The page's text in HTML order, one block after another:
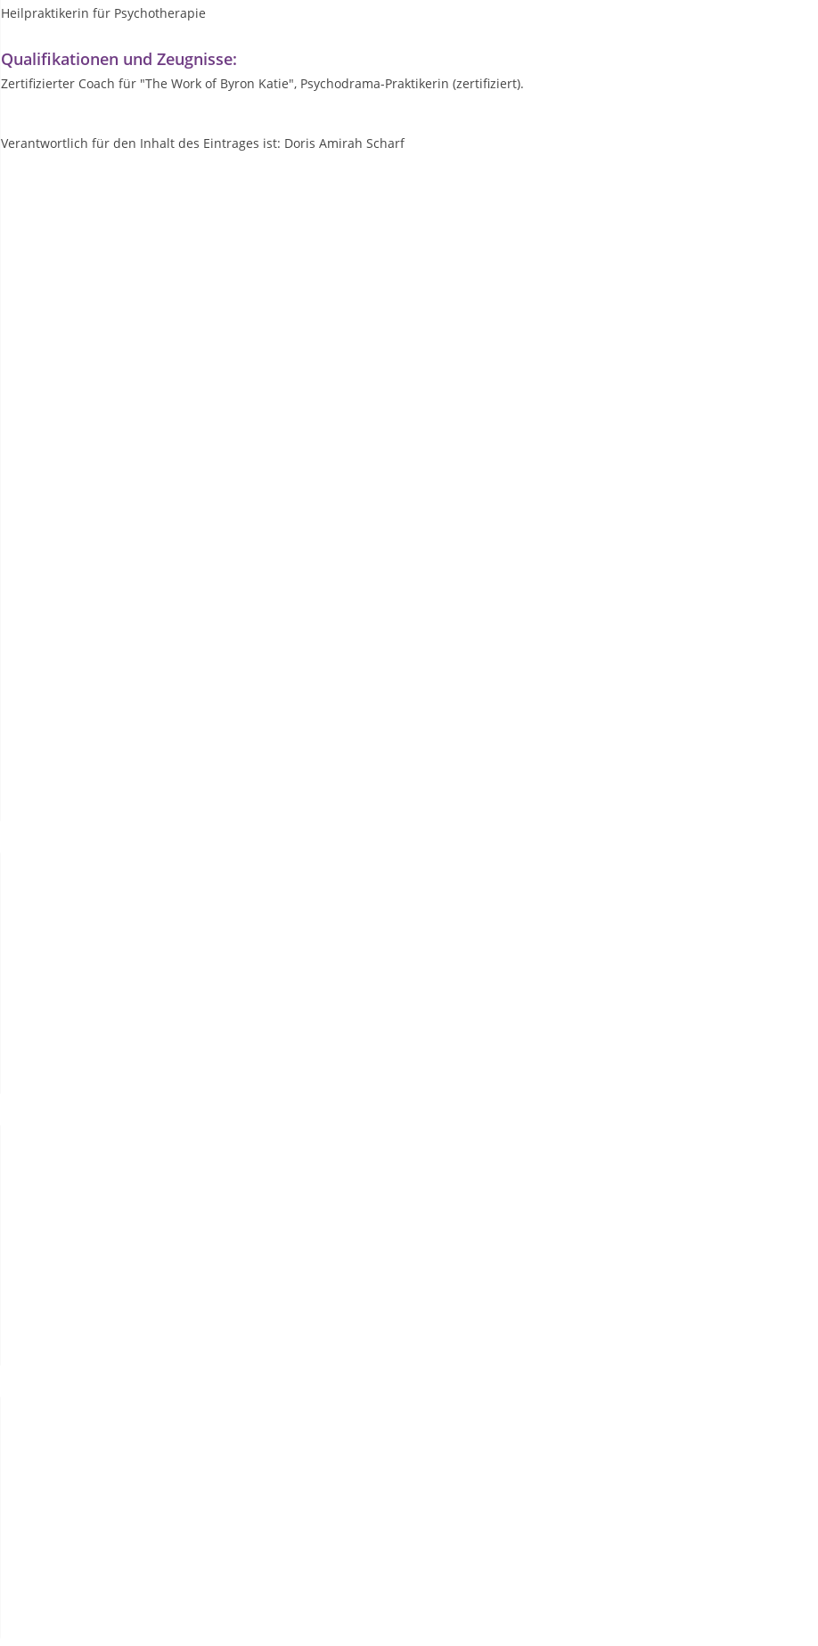
Heilpraktikerin für Psychotherapie
Qualifikationen und Zeugnisse:
Zertifizierter Coach für "The Work of Byron Katie", Psychodrama-Praktikerin (zertifiziert).
Verantwortlich für den Inhalt des Eintrages ist: Doris Amirah Scharf